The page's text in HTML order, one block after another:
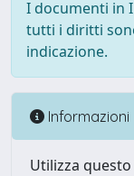
I documenti in
tutti i diritti
indicazione.
Informazioni
Utilizza